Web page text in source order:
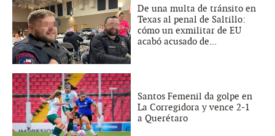
De una multa de tránsito en
Texas al penal de Saltillo:
cómo un exmilitar de EU
acabó acusado de...
Santos Femenil da golpe en
La Corregidora y vence 2-1
a Querétaro